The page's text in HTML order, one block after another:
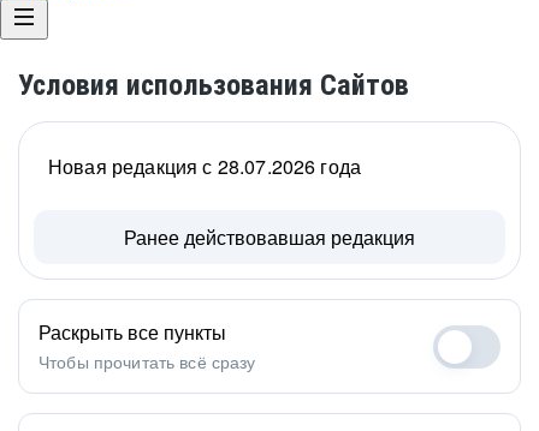
Условия использования Сайтов
Новая редакция с 28.07.2026 года
Ранее действовавшая редакция
Раскрыть все пункты
Чтобы прочитать всё сразу